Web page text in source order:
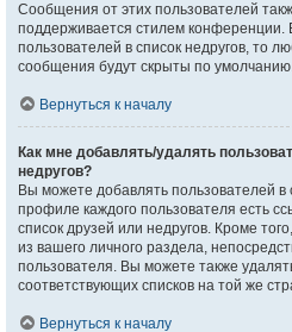
Сообщения от этих пользователей
поддерживается стилем конференции.
пользователей в список недругов, то
сообщения будут скрыты по
Вернуться к началу
Как мне добавлять/удалять
недругов?
Вы можете добавлять пользователей в
профиле каждого пользователя есть
список друзей или недругов. Кроме
из вашего личного раздела,
пользователя. Вы можете также
соответствующих списков на той же
Вернуться к началу